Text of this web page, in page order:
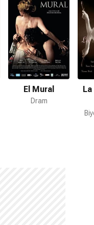
El Mural
Dram